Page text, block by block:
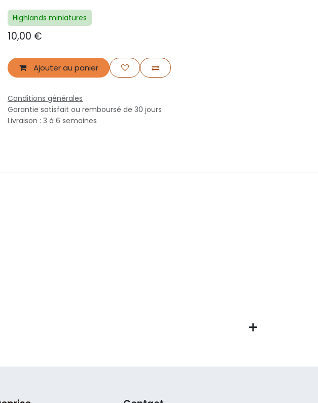
Highlands miniatures
10,00 €
Ajouter au panier
Conditions générales
Garantie satisfait ou remboursé de 30 jours
Livraison : 3 à 6 semaines